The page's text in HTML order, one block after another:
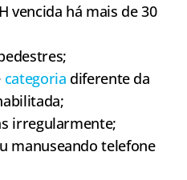
vencida há mais de 30
categoria diferente da
irregularmente;
manuseando telefone